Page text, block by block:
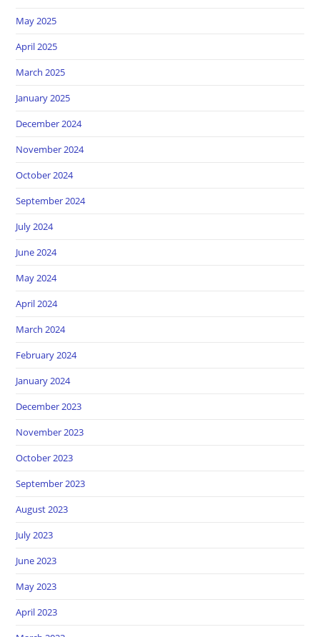
May 2025
April 2025
March 2025
January 2025
December 2024
November 2024
October 2024
September 2024
July 2024
June 2024
May 2024
April 2024
March 2024
February 2024
January 2024
December 2023
November 2023
October 2023
September 2023
August 2023
July 2023
June 2023
May 2023
April 2023